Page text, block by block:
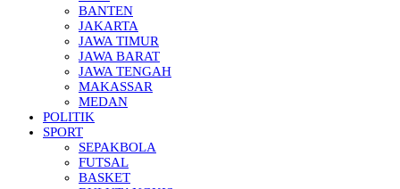
BANTEN
JAKARTA
JAWA TIMUR
JAWA BARAT
JAWA TENGAH
MAKASSAR
MEDAN
POLITIK
SPORT
SEPAKBOLA
FUTSAL
BASKET